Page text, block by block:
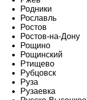
Родники
Рославль
Ростов
Ростов-на-Дону
Рощино
Рощинский
Ртищево
Рубцовск
Руза
Рузаевка